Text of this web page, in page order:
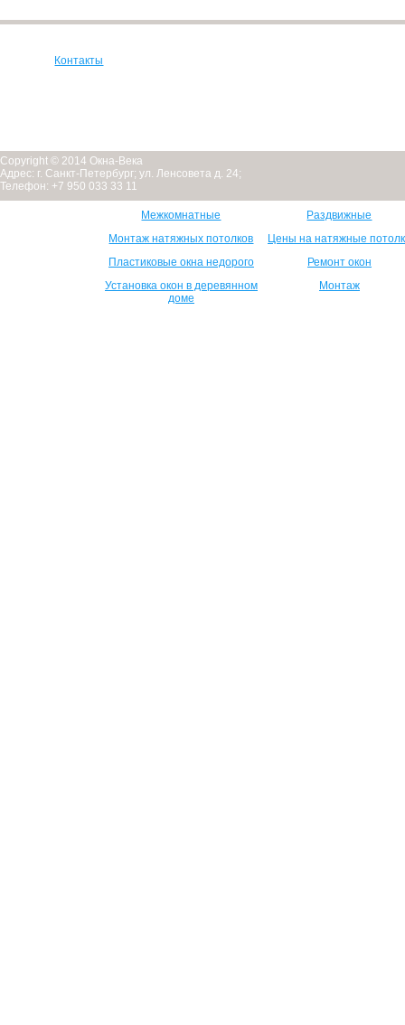
Контакты
Copyright © 2014 Окна-Века
Адрес: г. Санкт-Петербург; ул. Ленсовета д. 24;
Телефон: +7 950 033 33 11
Межкомнатные
Раздвижные
Монтаж натяжных потолков
Цены на натяжные
Пластиковые окна недорого
Ремонт окон
Установка окон в деревянном
доме
Монтаж